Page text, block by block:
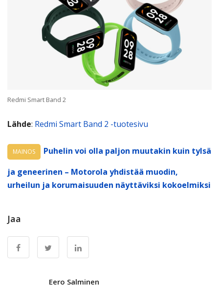
Redmi Smart Band 2
Lähde: Redmi Smart Band 2 -tuotesivu
MAINOS
Puhelin voi olla paljon muutakin kuin tylsä
ja geneerinen – Motorola yhdistää muodin,
urheilun ja korumaisuuden näyttäviksi kokoelmiksi
Jaa
Eero Salminen